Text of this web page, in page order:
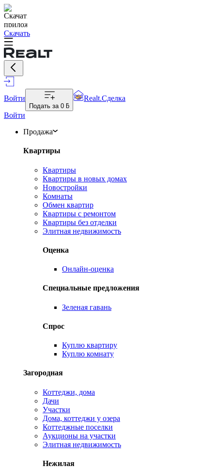
Скачать
Войти
Подать за 0 ƃ
Realt.Сделка
Войти
Продажа
Квартиры
Квартиры
Квартиры в новых домах
Новостройки
Комнаты
Обмен квартир
Квартиры с ремонтом
Квартиры без отделки
Элитная недвижимость
Оценка
Онлайн-оценка
Специальные предложения
Зеленая гавань
Спрос
Куплю квартиру
Куплю комнату
Загородная
Коттеджи, дома
Дачи
Участки
Дома, коттеджи у озера
Коттеджные поселки
Аукционы на участки
Элитная недвижимость
Нежилая